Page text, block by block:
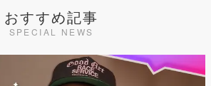
おすすめ記事
SPECIAL NEWS